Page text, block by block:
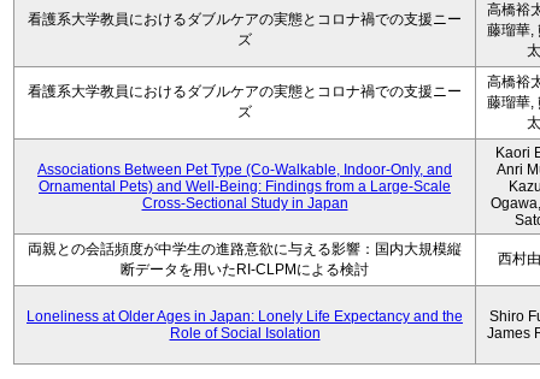
看護系大学教員におけるダブルケアの実態とコロナ禍での支援ニー
ズ
高橋裕
藤瑠華,
太
看護系大学教員におけるダブルケアの実態とコロナ禍での支援ニー
ズ
高橋裕
藤瑠華,
太
Associations Between Pet Type (Co-Walkable, Indoor-Only, and
Ornamental Pets) and Well-Being: Findings from a Large-Scale
Cross-Sectional Study in Japan
Kaori
Anri
両親との会話頻度が中学生の進路意欲に与える影響：国内大規模縦
断データを用いたRI-CLPMによる検討
西村
Loneliness at Older Ages in Japan: Lonely Life Expectancy and the
Role of Social Isolation
Shiro
James